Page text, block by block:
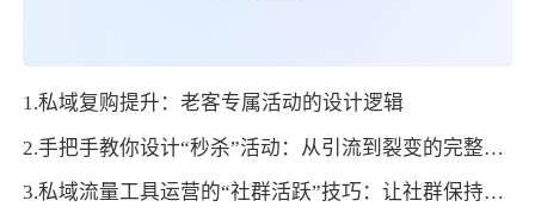
1.私域复购提升：老客专属活动的设计逻辑
2.手把手教你设计“秒杀”活动：从引流到裂变的完整闭环
3.私域流量工具运营的“社群活跃”技巧：让社群保持高互动度